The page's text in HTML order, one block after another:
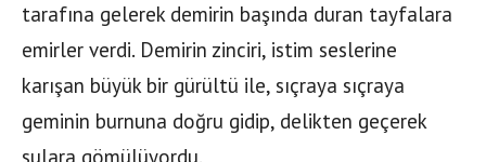
tarafına gelerek demirin başında duran tayfalara
emirler verdi. Demirin zinciri, istim seslerine
karışan büyük bir gürültü ile, sıçraya sıçraya
geminin burnuna doğru gidip, delikten geçerek